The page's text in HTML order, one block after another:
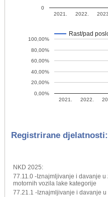
2021. 2022. 2023.
0
Rast/pad
2021. 2022.
0,00%
20,00%
40,00%
60,00%
80,00%
100,00%
Registrirane djelatnosti:
NKD 2025:
77.11.0 -Iznajmljivanje i davanje
motornih vozila lake kategorije
77.21.1 -Iznajmljivanje i davanje